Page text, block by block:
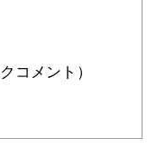
コメント）